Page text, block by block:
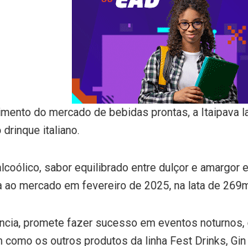
do mercado de bebidas prontas, a Itaipava
italiano.
sabor equilibrado entre dulçor e amargor
ao mercado em fevereiro de 2025, na lata de
promete fazer sucesso em eventos
como os outros produtos da linha Fest Drinks,